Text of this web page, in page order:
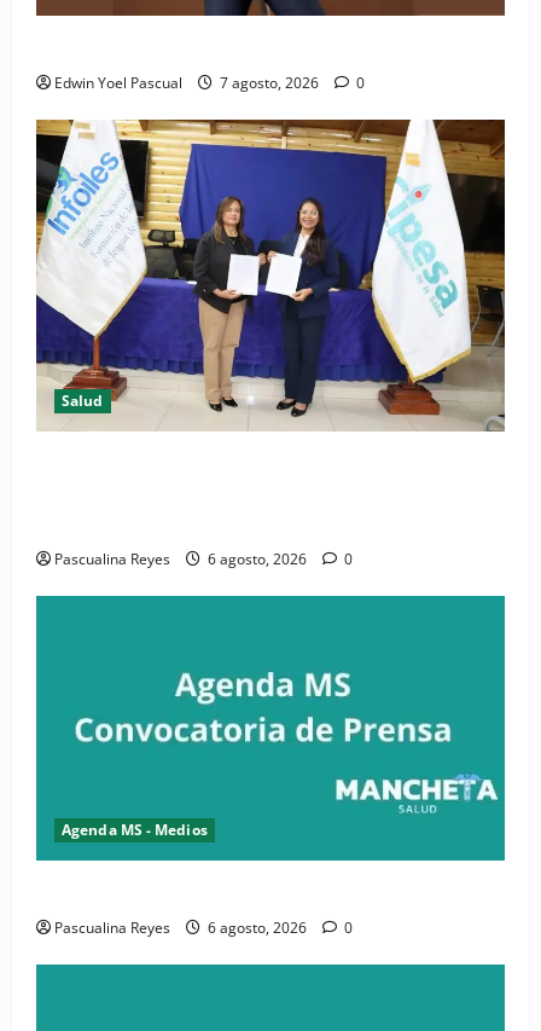
Edwin Yoel Pascual 7 agosto, 2026 0
Salud
Pascualina Reyes 6 agosto, 2026 0
Agenda MS - Medios
Pascualina Reyes 6 agosto, 2026 0